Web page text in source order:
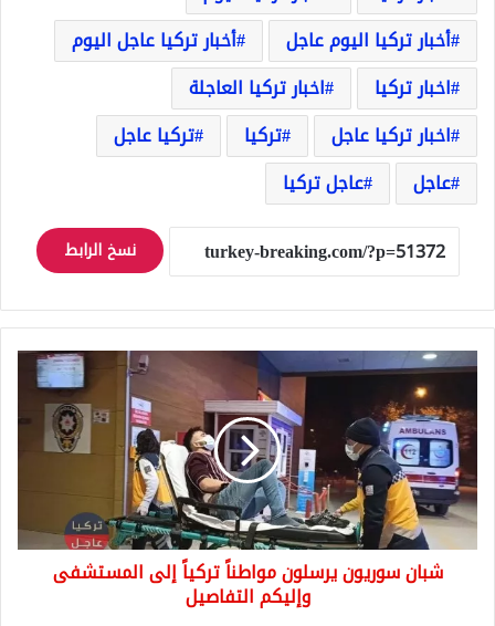
أخبار تركيا اليوم عاجل
أخبار تركيا عاجل اليوم
اخبار تركيا
اخبار تركيا العاجلة
اخبار تركيا عاجل
تركيا
تركيا عاجل
عاجل
عاجل تركيا
نسخ الرابط
شبان
سوريون
يرسلون
مواطناً
تركياً
إلى
المستشفى
وإليكم
التفاصيل
شبان سوريون يرسلون مواطناً تركياً إلى المستشفى
وإليكم التفاصيل